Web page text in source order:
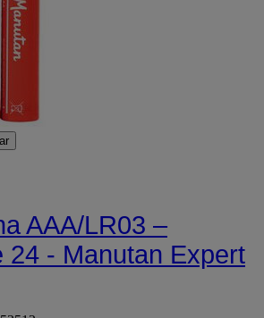
AAA/LR03 –
24 - Manutan Expert